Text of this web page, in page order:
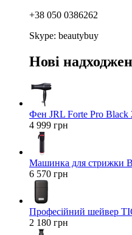
+38 050 0386262
Skype: beautybuy
Нові
Фен JRL Forte Pro
4 999 грн
Машинка для стрижки
6 570 грн
Професійний шейвер
2 180 грн